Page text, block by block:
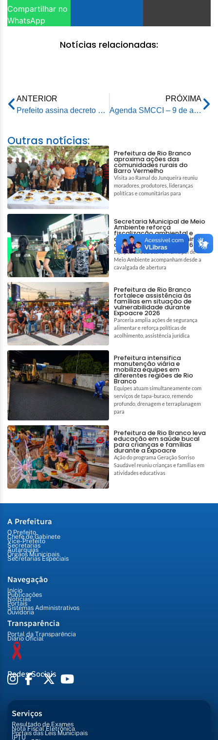
Compartilhar no
WhatsApp
Notícias relacionadas:
ANTERIOR
Prefeito assina decreto de emergência na estação de tratamento ETA 2
PRÓXIMA
Agenda SMCCI – 9 de abril de 2024
Outras notícias:
Prefeitura de Rio Branco
aproxima ações das
comunidades rurais do
Barro Vermelho
Visita ao Ramal do Junqueira reuniu
moradores, produtores, lideranças
políticas e comunitárias para
Secretaria Municipal de Meio
Ambiente reforça
fiscalização ambiental e
ações de bem-estar animal
durante a Expoacre 2026
Equipes da Secretaria Municipal de
Meio Ambiente acompanham desde a
cavalgada de abertura
Prefeitura de Rio Branco
fortalece assistência às
famílias em situação de
vulnerabilidade durante
Expoacre 2026
Parceria amplia ações de segurança
alimentar e reforça políticas de
acolhimento, assistência jurídica
Prefeitura intensifica
manutenção viária e
mobiliza equipes em
diferentes regiões de Rio
Branco
Equipes atuam simultaneamente com
serviços de tapa-buraco, remendo
profundo, drenagem e terraplanagem
para
Prefeitura de Rio Branco leva
educação em saúde bucal
para crianças e famílias
durante a Expoacre
Ação do programa Geração Sorriso
Saudável reuniu crianças e famílias em
atividades educativas
A Prefeitura
O Prefeito
Chefe de Gabinete
Vice-Prefeito
Secretarias
Autarquias
Órgãos Municipais
Secretarias Especiais
Navegação
Início
Publicações
Notícias
Portais
Sistemas Administrativos
Ouvidoria
Transparência
Portal da Transparência
Diário Oficial
Redes Sociais
Serviços
Resultado de Exames
Nota Fiscal Eletrônica
Portais das Leis Municipais
IPTU